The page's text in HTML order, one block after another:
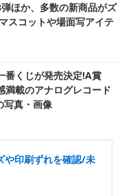
ほか、多数の新商品がズ
スコットや場面写アイテ
番くじが発売決定!A賞
満載のアナログレコード
写真・画像
や印刷ずれを確認/未